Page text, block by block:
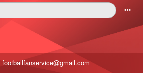
󰄒
footballfanservice@gmail.com